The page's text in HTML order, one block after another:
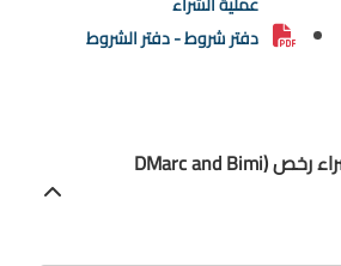
دفتر شروط - دفتر الشروط
» المجموعة (1) - شراء رخص (DMarc and Bimi